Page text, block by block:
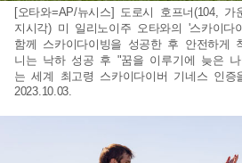
[오타와=AP/뉴시스] 도로시 호프너(104, 가
지시각) 미 일리노이주 오타와의 '스카이다
함께 스카이다이빙을 성공한 후 안전하게
니는 낙하 성공 후 "꿈을 이루기에 늦은
는 세계 최고령 스카이다이버 기네스 인증
2023.10.03.